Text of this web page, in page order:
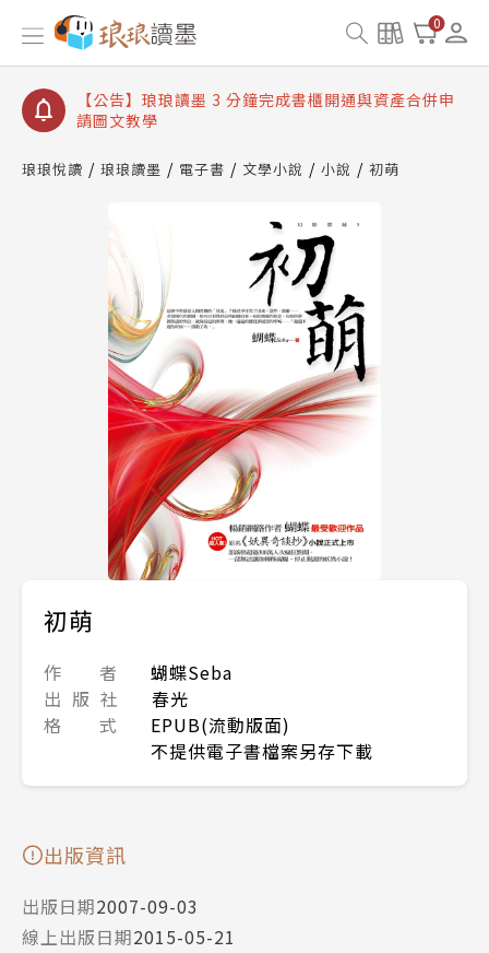
0
【公告】琅琅讀墨數位閱讀資產合併與書櫃開通申請
【公告】琅琅讀墨書櫃開通常見問題
【公告】琅琅讀墨 3 分鐘完成書櫃開通與資產合併申
請圖文教學
查詢
琅琅悅讀 琅琅讀墨 電子書 文學小說 小說 初萌
初萌
作 者
蝴蝶Seba
出 版 社
春光
格 式
EPUB(流動版面)
不提供電子書檔案另存下載
出版資訊
出版日期2007-09-03
線上出版日期2015-05-21